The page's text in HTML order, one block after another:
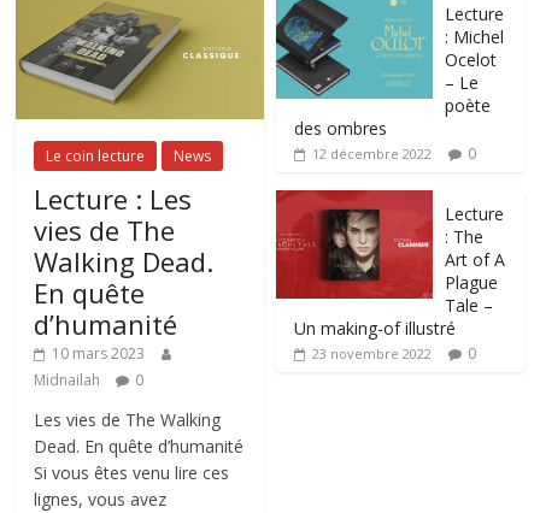
Le coin lecture News
Lecture : Les
vies de The
Walking Dead.
En quête
d’humanité
10 mars 2023
Midnailah
0
Les vies de The Walking
Dead. En quête d’humanité
Si vous êtes venu lire ces
lignes, vous avez
Lecture
: Michel
Ocelot
– Le
poète
des ombres
12 décembre 2022 0
Lecture
: The
Art of A
Plague
Tale –
Un making-of illustré
23 novembre 2022 0